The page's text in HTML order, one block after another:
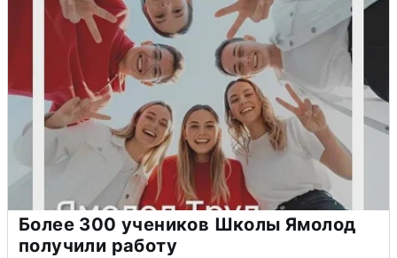
Более 300 учеников Школы Ямолод
получили работу